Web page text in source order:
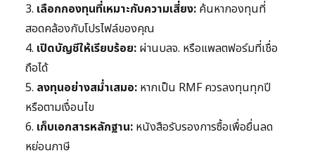
3. เลือกกองทุนที่เหมาะกับความเสี่ยง: ค้นหากองทุนที่
สอดคล้องกับโปรไฟล์ของคุณ
4. เปิดบัญชีให้เรียบร้อย: ผ่านบลจ. หรือแพลตฟอร์มที่เชื่อ
ถือได้
5. ลงทุนอย่างสม่ำเสมอ: หากเป็น RMF ควรลงทุนทุกปี
หรือตามเงื่อนไข
6. เก็บเอกสารหลักฐาน: หนังสือรับรองการซื้อเพื่อยื่นลด
หย่อนภาษี